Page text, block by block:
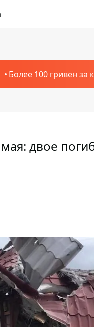
Более 100 гривен
мая: двое